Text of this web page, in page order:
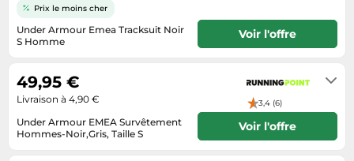
Taille-haies
Techniques de mesure
Tondeuses
Tronçonneuses
Informatique
Jeux électroniques
Machines à coudre
Montres connectées
Médias
Vélos
Vélos biking
Équipement outdoor
Under Armour Emea Tracksuit Noir
S Homme
Prix le moins cher
Voir l'offre
Under Armour EMEA Survêtement
Hommes-Noir,Gris, Taille S
3,4 (6)
49,95 €
Livraison à 4,90 €
Voir l'offre